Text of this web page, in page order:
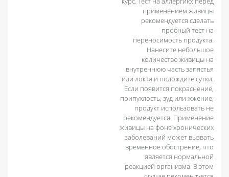
применением живицы
рекомендуется сделать
пробный тест на
переносимость продукта.
Нанесите небольшое
количество живицы на
внутреннюю часть запястья
или локтя и подождите сутки.
Если появится покраснение,
припухлость, зуд или жжение,
продукт использовать не
рекомендуется. Применение
живицы на фоне хронических
заболеваний может вызвать
временное обострение, что
является нормальной
реакцией организма. В этом